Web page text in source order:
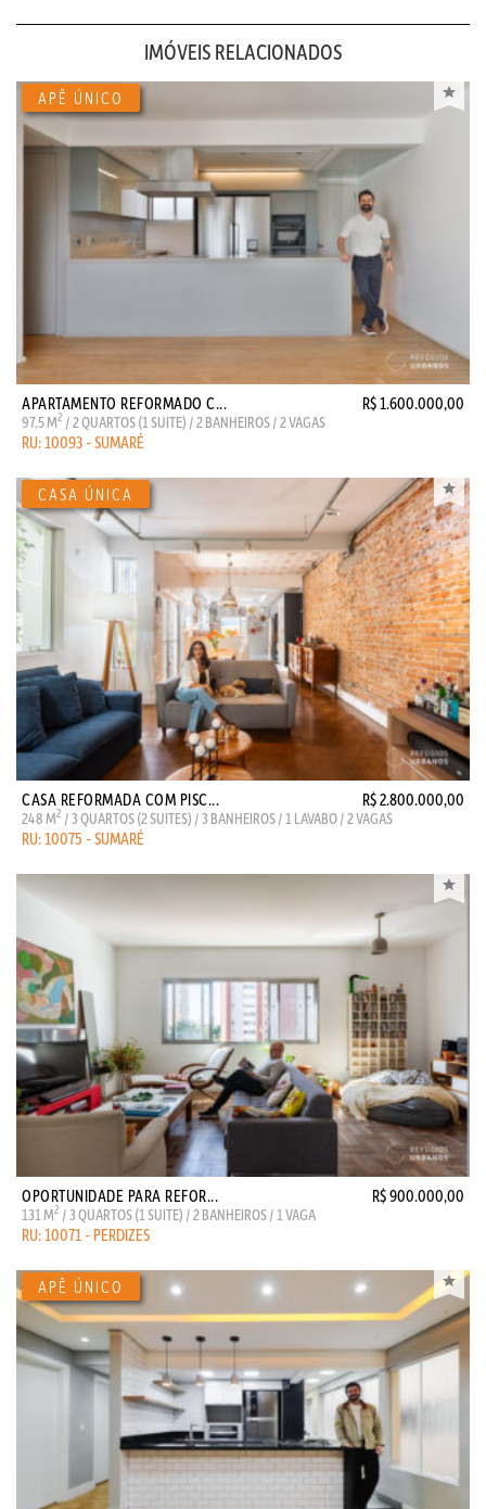
IMÓVEIS RELACIONADOS
APARTAMENTO REFORMADO C... R$ 1.600.000,00
97.5 M2 / 2 QUARTOS (1 SUITE) / 2 BANHEIROS / 2 VAGAS
RU: 10093 - SUMARÉ
CASA REFORMADA COM PISC... R$ 2.800.000,00
248 M2 / 3 QUARTOS (2 SUITES) / 3 BANHEIROS / 1 LAVABO / 2 VAGAS
RU: 10075 - SUMARÉ
OPORTUNIDADE PARA REFOR... R$ 900.000,00
131 M2 / 3 QUARTOS (1 SUITE) / 2 BANHEIROS / 1 VAGA
RU: 10071 - PERDIZES